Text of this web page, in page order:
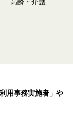
用事務実施者」や